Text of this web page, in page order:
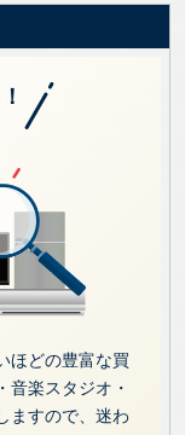
ほどの豊富な買
音楽スタジオ・
ますので、迷わ